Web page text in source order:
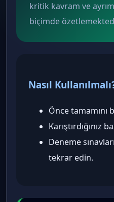
kritik kavram ve
biçimde
Nasıl
Önce tamamını
Karıştırdığınız
Deneme
tekrar edin.